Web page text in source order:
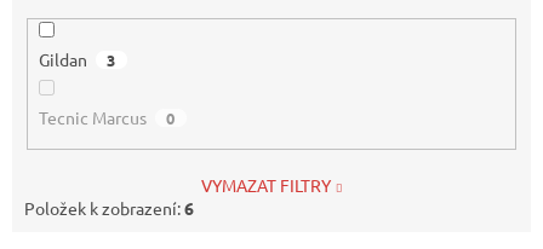
Gildan 3
Tecnic Marcus 0
VYMAZAT FILTRY
Položek k zobrazení:6